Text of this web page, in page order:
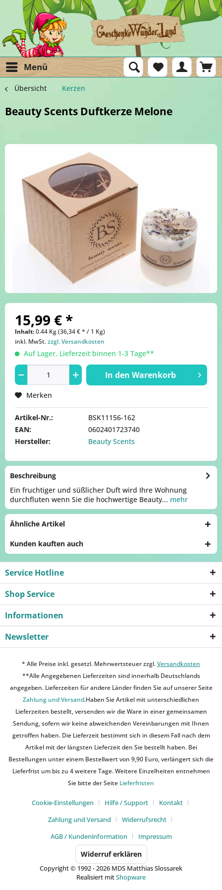
Menü
Übersicht Kerzen
Beauty Scents Duftkerze Melone
15,99 € *
Inhalt:0.44 Kg (36,34 € * / 1 Kg)
inkl. MwSt.zzgl. Versandkosten
Auf Lager, Lieferzeit binnen 1-3 Tage**
In den Warenkorb
Merken
Artikel-Nr.:
BSK11156-162
EAN:
0602401723740
Hersteller:
Beauty Scents
Beschreibung
Ein fruchtiger und süßlicher Duft wird Ihre Wohnung
durchfluten wenn Sie die hochwertige Beauty... mehr
Ähnliche Artikel
Kunden kauften auch
Service Hotline
Shop Service
Informationen
Newsletter
* Alle Preise inkl. gesetzl. Mehrwertsteuer zzgl.Versandkosten
**Alle Angegebenen Lieferzeiten sind innerhalb Deutschlands
angegeben. Lieferzeiten für andere Länder finden Sie auf unserer Seite
Zahlung und Versand.Haben Sie Artikel mit unterschiedlichen
Lieferzeiten bestellt, versenden wir die Ware in einer gemeinsamen
Sendung, sofern wir keine abweichenden Vereinbarungen mit Ihnen
getroffen haben. Die Lieferzeit bestimmt sich in diesem Fall nach dem
Artikel mit der längsten Lieferzeit den Sie bestellt haben. Bei
Bestellungen unter einem Bestellwert von 9,90 Euro, verlängert sich die
Lieferfrist um bis zu 4 weitere Tage. Weitere Einzelheiten entnehmen
Sie bitte der Seite Lieferfristen
Cookie-Einstellungen Hilfe / Support
Kontakt
Zahlung und Versand
Widerrufsrecht
AGB / Kundeninformation
Impressum
Widerruf erklären
Copyright © 1992 - 2026 MDS Matthias Slossarek
Realisiert mitShopware